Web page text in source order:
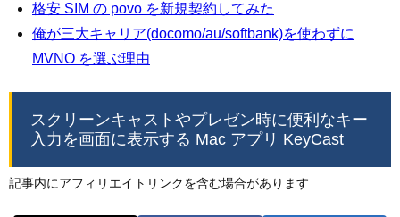
格安 SIM の povo を新規契約してみた
俺が三大キャリア(docomo/au/softbank)を使わずに
MVNO を選ぶ理由
スクリーンキャストやプレゼン時に便利なキー
入力を画面に表示する Mac アプリ KeyCast
記事内にアフィリエイトリンクを含む場合があります